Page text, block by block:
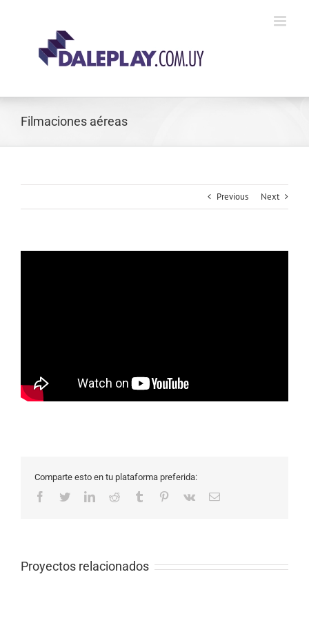
Filmaciones aéreas
Previous Next
Comparte esto en tu plataforma preferida:
Facebook
TwitterLinkedInReddit Tumblr Pinterest
Vk Email
Proyectos relacionados